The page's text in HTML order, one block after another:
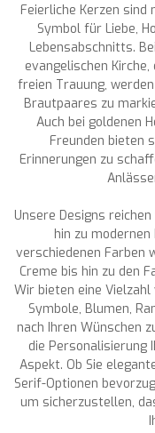
Feierliche Kerzen sind
Symbol für Liebe,
Lebensabschnitts.
evangelischen
freien Trauung,
Brautpaares zu
Auch bei goldenen
Freunden bieten
Erinnerungen zu
Unsere Designs
hin zu
verschiedenen Farben
Creme bis hin zu den
Wir bieten eine
Symbole, Blumen,
nach Ihren Wünschen
die Personalisierung
Aspekt. Ob Sie
Serif-Optionen
um sicherzustellen,